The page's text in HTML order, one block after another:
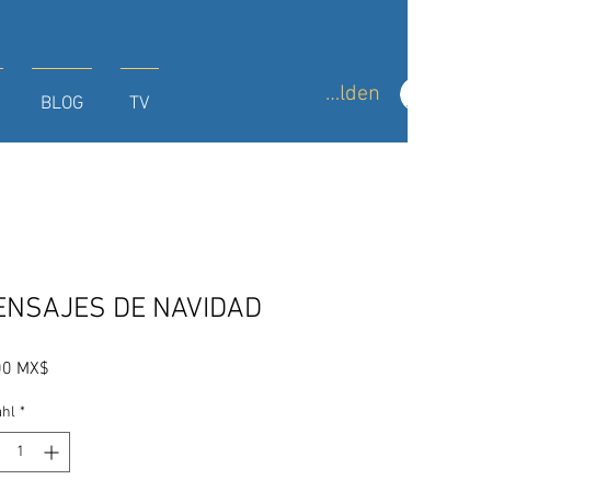
BLOG TV Anmelden
DE NAVIDAD
MX$
*